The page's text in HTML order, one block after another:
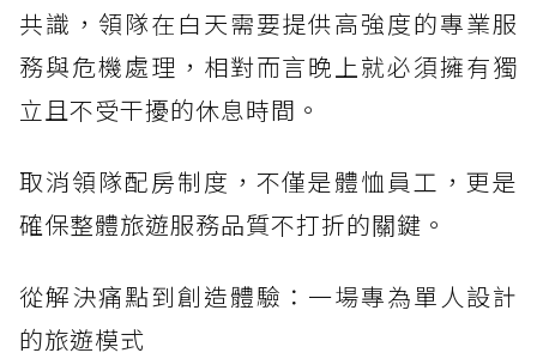
共識，領隊在白天需要提供高強度的專業服
務與危機處理，相對而言晚上就必須擁有獨
立且不受干擾的休息時間。
取消領隊配房制度，不僅是體恤員工，更是
確保整體旅遊服務品質不打折的關鍵。
從解決痛點到創造體驗：一場專為單人設計
的旅遊模式